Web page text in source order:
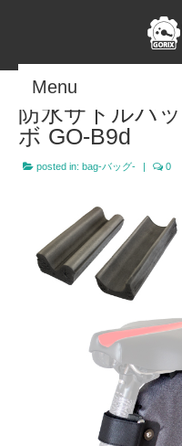
Menu
TOP
product-商品-
-fishing-釣り用品
お問い合わせ
防水サドルバ
ボ GO-B9d
posted in: bag-バッグ- | 0